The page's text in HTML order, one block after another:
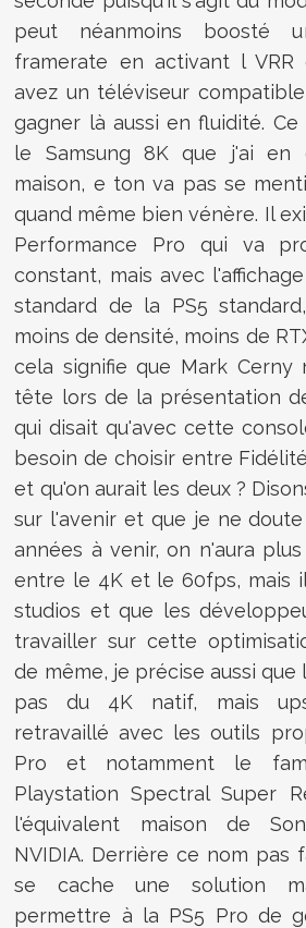
peut néanmoins boosté
framerate en activant l VRR
avez un téléviseur
gagner là aussi en fluidité.
le Samsung 8K que j'ai
maison, e ton va pas se
quand même bien vénère. Il
Performance Pro qui va
constant, mais avec
standard de la PS5
moins de densité, moins de
cela signifie que Mark Cerny
tête lors de la présentation
qui disait qu'avec cette
besoin de choisir entre
et qu'on aurait les deux ?
sur l'avenir et que je ne
années à venir, on n'aura
entre le 4K et le 60fps, mais
studios et que les
travailler sur cette
de même, je précise aussi que
pas du 4K natif, mais
retravaillé avec les outils
Pro et notamment le
Playstation Spectral Super
l'équivalent maison de
NVIDIA. Derrière ce nom pas
se cache une solution
permettre à la PS5 Pro de